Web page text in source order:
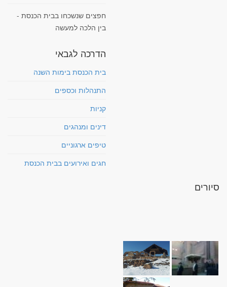
חפצים שנשכחו בבית הכנסת -
בין הלכה למעשה
הדרכה לגבאי
בית הכנסת בימות השנה
התנהלות וכספים
קניות
דינים ומנהגים
טיפים ארגוניים
חגים ואירועים בבית הכנסת
סיורים